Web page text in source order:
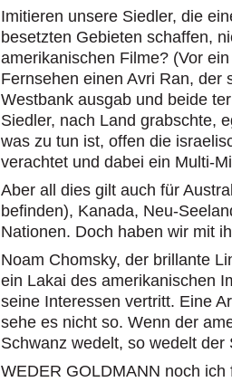
Imitieren unsere Siedler, die
besetzten Gebieten schaffen,
amerikanischen Filme? (Vor
Fernsehen einen Avri Ran, der
Westbank ausgab und beide
Siedler, nach Land grabschte,
was zu tun ist, offen die
verachtet und dabei ein Multi-
Aber all dies gilt auch für
befinden), Kanada, Neu-
Nationen. Doch haben wir mit
Noam Chomsky, der brillante
ein Lakai des amerikanischen
seine Interessen vertritt. Eine
sehe es nicht so. Wenn der
Schwanz wedelt, so wedelt
WEDER GOLDMANN noch